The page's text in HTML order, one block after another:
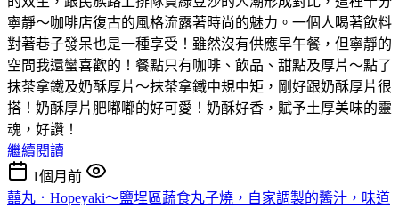
寧靜～咖啡店復古的風格流露著時尚的魅力。一個人喝著飲料
對著巷子發呆也是一種享受！雖然沒有供應早午餐，但寧靜的
空間我還蠻喜歡的！餐點只有咖啡、飲品、甜點及厚片～點了
抹茶拿鐵及奶酥厚片～抹茶拿鐵中規中矩，剛好跟奶酥厚片很
搭！奶酥厚片肥嘟嘟的好可愛！奶酥好香，賦予土厚美味的靈
魂，好讚！
繼續閱讀
1個月前
囍丸．Hopeyaki～鹽埕區蔬食丸子燒，自家調製的醬汁，味道